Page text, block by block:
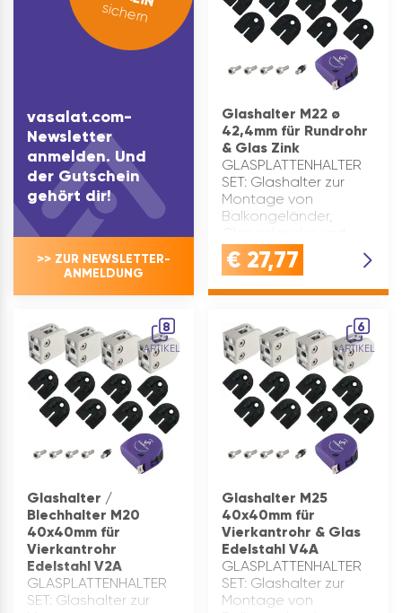
sichern
vasalat.com-
Newsletter
anmelden. Und
der Gutschein
gehört dir!
>> ZUR NEWSLETTER-
ANMELDUNG
Glashalter M22 ø
42,4mm für Rundrohr
& Glas Zink
GLASPLATTENHALTER
SET: Glashalter zur
Montage von
Balkongeländer,
Treppengeländer für
RundrohreGLASKLEMME
Glashalterung ist aus
gefertigt und eignet
sich …
€ 27,77
8
ARTIKEL
Glashalter /
Blechhalter M20
40x40mm für
Vierkantrohr
Edelstahl V2A
GLASPLATTENHALTER
SET: Glashalter zur
6
ARTIKEL
Glashalter M25
40x40mm für
Vierkantrohr & Glas
Edelstahl V4A
GLASPLATTENHALTER
SET: Glashalter zur
Montage von